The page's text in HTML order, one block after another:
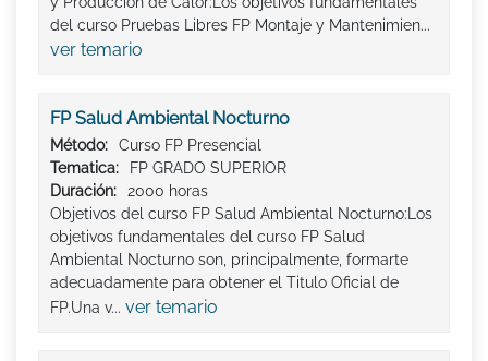
del curso Pruebas Libres FP Montaje y Mantenimien...
ver temario
FP Salud Ambiental Nocturno
Método:
Curso FP Presencial
Tematica:
FP GRADO SUPERIOR
Duración:
2000 horas
Objetivos del curso FP Salud Ambiental Nocturno:Los
objetivos fundamentales del curso FP Salud
Ambiental Nocturno son, principalmente, formarte
adecuadamente para obtener el Titulo Oficial de
FP.Una v... ver temario